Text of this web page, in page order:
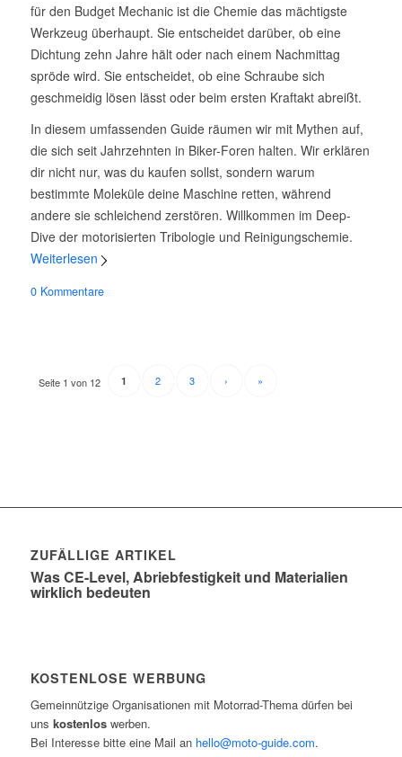
für den Budget Mechanic ist die Chemie das mächtigste
Werkzeug überhaupt. Sie entscheidet darüber, ob eine
Dichtung zehn Jahre hält oder nach einem Nachmittag
spröde wird. Sie entscheidet, ob eine Schraube sich
geschmeidig lösen lässt oder beim ersten Kraftakt abreißt.
In diesem umfassenden Guide räumen wir mit Mythen auf,
die sich seit Jahrzehnten in Biker-Foren halten. Wir erklären
dir nicht nur, was du kaufen sollst, sondern warum
bestimmte Moleküle deine Maschine retten, während
andere sie schleichend zerstören. Willkommen im Deep-
Dive der motorisierten Tribologie und Reinigungschemie.
Weiterlesen
0 Kommentare
Seite 1 von 12 1 2 3 › »
ZUFÄLLIGE ARTIKEL
Was CE-Level, Abriebfestigkeit und Materialien
wirklich bedeuten
KOSTENLOSE WERBUNG
Gemeinnützige Organisationen mit Motorrad-Thema dürfen bei
uns kostenloswerben.
Bei Interesse bitte eine Mail an hello@moto-guide.com.